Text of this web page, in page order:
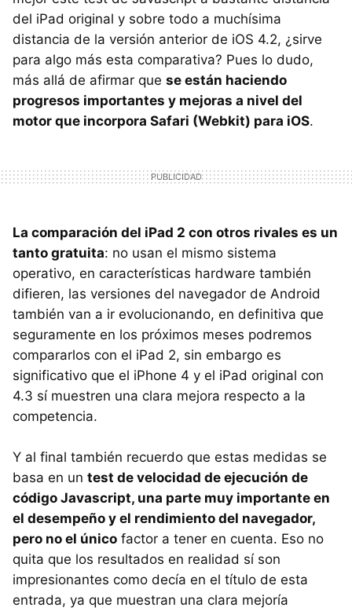
del iPad original y sobre todo a muchísima
distancia de la versión anterior de iOS 4.2, ¿sirve
para algo más esta comparativa? Pues lo dudo,
más allá de afirmar que se están haciendo
progresos importantes y mejoras a nivel del
motor que incorpora Safari (Webkit) para iOS.
La comparación del iPad 2 con otros rivales es un
tanto gratuita: no usan el mismo sistema
operativo, en características hardware también
difieren, las versiones del navegador de Android
también van a ir evolucionando, en definitiva que
seguramente en los próximos meses podremos
compararlos con el iPad 2, sin embargo es
significativo que el iPhone 4 y el iPad original con
4.3 sí muestren una clara mejora respecto a la
competencia.
Y al final también recuerdo que estas medidas se
basa en un test de velocidad de ejecución de
código Javascript, una parte muy importante en
el desempeño y el rendimiento del navegador,
pero no el único factor a tener en cuenta. Eso no
quita que los resultados en realidad sí son
impresionantes como decía en el título de esta
entrada, ya que muestran una clara mejoría